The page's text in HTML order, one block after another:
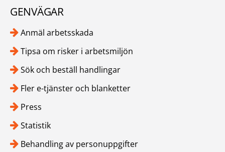
GENVÄGAR
Anmäl arbetsskada
Tipsa om risker i arbetsmiljön
Sök och beställ handlingar
Fler e-tjänster och blanketter
Press
Statistik
Behandling av personuppgifter